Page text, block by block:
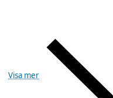
Visa mer